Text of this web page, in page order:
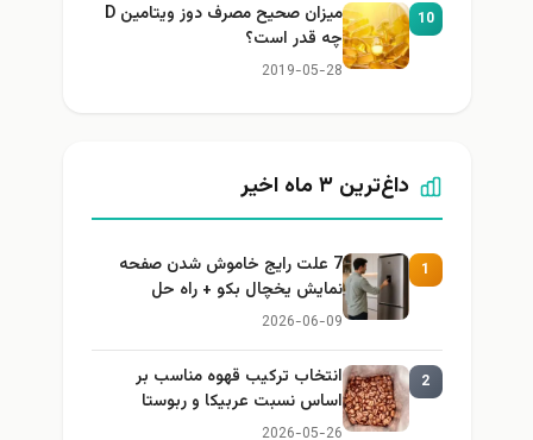
10
میزان صحیح مصرف دوز ویتامین D
چه قدر است؟
2019-05-28
داغ‌ترین ۳ ماه اخیر
1
7 علت رایج خاموش شدن صفحه
نمایش یخچال بکو + راه حل
2026-06-09
2
انتخاب ترکیب قهوه مناسب بر
اساس نسبت عربیکا و ربوستا
2026-05-26